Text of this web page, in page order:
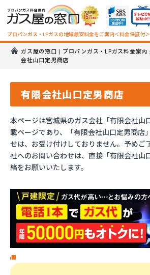
プロパンガス・LPガスの地域最安料金をご案内＜料金保証付＞
ガス屋の窓口 | プロパンガス・LPガス料金案内
会社山口定男商店
有限会社山口定男商店
本ページは宮城県のガス会社「有限会社山
載ページであり、「有限会社山口定男商店
せは、お受け付けしておりません。予めご
社へのお問い合わせは、直接「有限会社山
絡をお願いいたします。